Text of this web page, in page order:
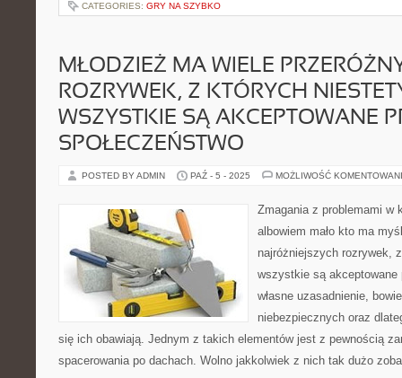
CATEGORIES: GRY NA SZYBKO
MŁODZIEŻ MA WIELE
ROZRYWEK, Z KTÓRYCH
WSZYSTKIE SĄ AKCEPTOWANE
SPOŁECZEŃSTWO
POSTED BY ADMIN PAŹ - 5 - 2025 MOŻLIWOŚĆ
Zmagania z problemami w
albowiem mało kto ma
najróżniejszych rozrywek,
wszystkie są akceptowane
własne uzasadnienie,
niebezpiecznych oraz
się ich obawiają. Jednym z takich elementów jest z pewnością
spacerowania po dachach. Wolno jakkolwiek z nich tak dużo